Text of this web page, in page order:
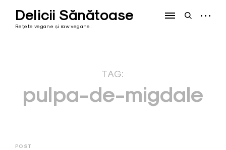
contentDelicii Sănătoase
Rețete vegane și raw vegane.
openopen
TAG:
pulpa-de-migdale
POST